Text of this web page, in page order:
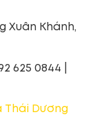
Xuân Khánh,
625 0844 |
Thái Dương